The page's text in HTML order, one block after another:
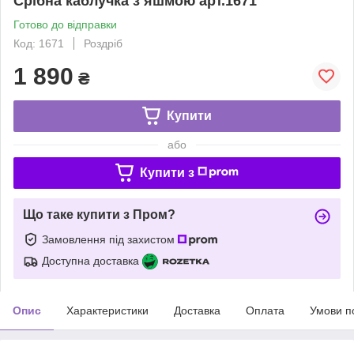
Готово до відправки
Код: 1671
Роздріб
1 890 ₴
Купити
або
Купити з
Що таке купити з Пром?
Замовлення під захистом
Доступна доставка
Опис Характеристики Доставка Оплата Умови